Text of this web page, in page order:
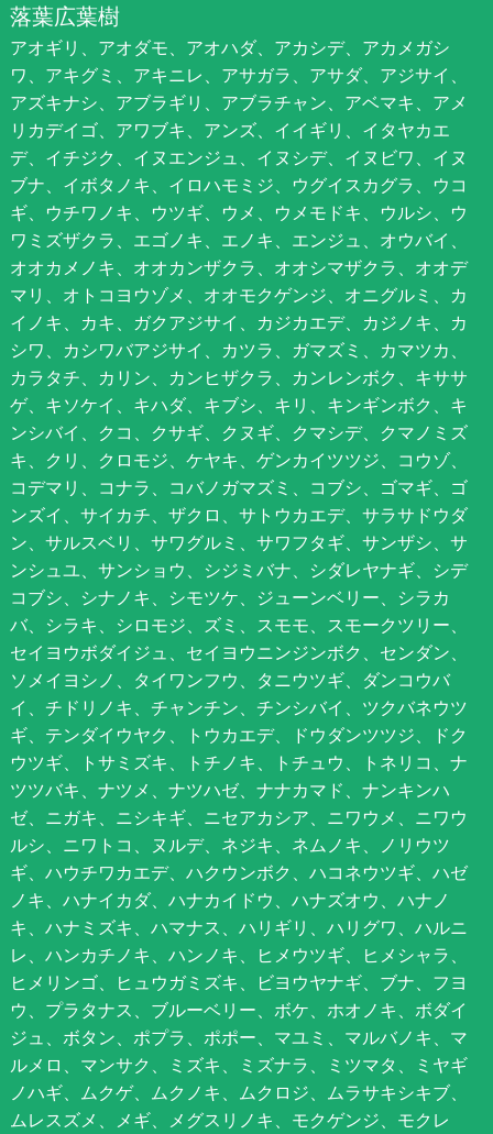
落葉広葉樹
アオギリ、アオダモ、アオハダ、アカシデ、アカメガシ
ワ、アキグミ、アキニレ、アサガラ、アサダ、アジサイ、
アズキナシ、アブラギリ、アブラチャン、アベマキ、アメ
リカデイゴ、アワブキ、アンズ、イイギリ、イタヤカエ
デ、イチジク、イヌエンジュ、イヌシデ、イヌビワ、イヌ
ブナ、イボタノキ、イロハモミジ、ウグイスカグラ、ウコ
ギ、ウチワノキ、ウツギ、ウメ、ウメモドキ、ウルシ、ウ
ワミズザクラ、エゴノキ、エノキ、エンジュ、オウバイ、
オオカメノキ、オオカンザクラ、オオシマザクラ、オオデ
マリ、オトコヨウゾメ、オオモクゲンジ、オニグルミ、カ
イノキ、カキ、ガクアジサイ、カジカエデ、カジノキ、カ
シワ、カシワバアジサイ、カツラ、ガマズミ、カマツカ、
カラタチ、カリン、カンヒザクラ、カンレンボク、キササ
ゲ、キソケイ、キハダ、キブシ、キリ、キンギンボク、キ
ンシバイ、クコ、クサギ、クヌギ、クマシデ、クマノミズ
キ、クリ、クロモジ、ケヤキ、ゲンカイツツジ、コウゾ、
コデマリ、コナラ、コバノガマズミ、コブシ、ゴマギ、ゴ
ンズイ、サイカチ、ザクロ、サトウカエデ、サラサドウダ
ン、サルスベリ、サワグルミ、サワフタギ、サンザシ、サ
ンシュユ、サンショウ、シジミバナ、シダレヤナギ、シデ
コブシ、シナノキ、シモツケ、ジューンベリー、シラカ
バ、シラキ、シロモジ、ズミ、スモモ、スモークツリー、
セイヨウボダイジュ、セイヨウニンジンボク、センダン、
ソメイヨシノ、タイワンフウ、タニウツギ、ダンコウバ
イ、チドリノキ、チャンチン、チンシバイ、ツクバネウツ
ギ、テンダイウヤク、トウカエデ、ドウダンツツジ、ドク
ウツギ、トサミズキ、トチノキ、トチュウ、トネリコ、ナ
ツツバキ、ナツメ、ナツハゼ、ナナカマド、ナンキンハ
ゼ、ニガキ、ニシキギ、ニセアカシア、ニワウメ、ニワウ
ルシ、ニワトコ、ヌルデ、ネジキ、ネムノキ、ノリウツ
ギ、ハウチワカエデ、ハクウンボク、ハコネウツギ、ハゼ
ノキ、ハナイカダ、ハナカイドウ、ハナズオウ、ハナノ
キ、ハナミズキ、ハマナス、ハリギリ、ハリグワ、ハルニ
レ、ハンカチノキ、ハンノキ、ヒメウツギ、ヒメシャラ、
ヒメリンゴ、ヒュウガミズキ、ビヨウヤナギ、ブナ、フヨ
ウ、プラタナス、ブルーベリー、ボケ、ホオノキ、ボダイ
ジュ、ボタン、ポプラ、ポポー、マユミ、マルバノキ、マ
ルメロ、マンサク、ミズキ、ミズナラ、ミツマタ、ミヤギ
ノハギ、ムクゲ、ムクノキ、ムクロジ、ムラサキシキブ、
ムレスズメ、メギ、メグスリノキ、モクゲンジ、モクレ